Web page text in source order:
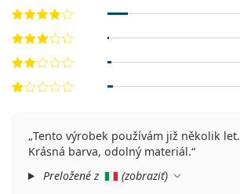
Tento výrobek používám již několik let.
Krásná barva, odolný materiál.
Preložené z
(zobraziť)